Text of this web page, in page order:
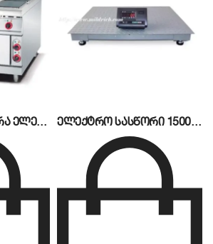
ელექტრო გაზქურა ელექტრო ღუმელით MA-998-A ელექტრო სასწორი 1500KG Floor Scale